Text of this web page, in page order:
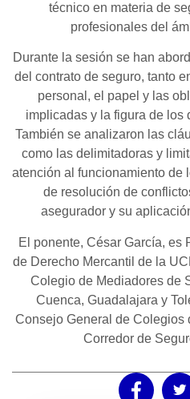
técnico en materia de
profesionales del
Durante la sesión se han
del contrato de seguro, tanto
personal, el papel y las
implicadas y la figura de los
También se analizaron las
como las delimitadoras y
atención al funcionamiento de
de resolución de
asegurador y su
El ponente, César García, es
de Derecho Mercantil de la
Colegio de Mediadores de
Cuenca, Guadalajara y
Consejo General de Colegios
Corredor de